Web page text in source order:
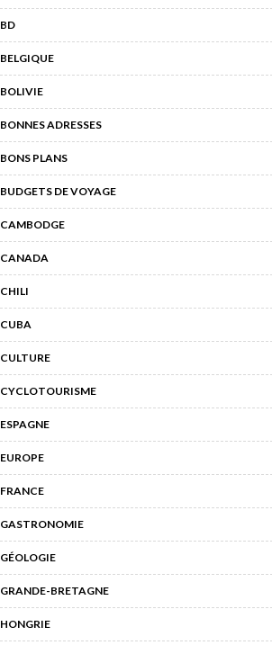
BD
BELGIQUE
BOLIVIE
BONNES ADRESSES
BONS PLANS
BUDGETS DE VOYAGE
CAMBODGE
CANADA
CHILI
CUBA
CULTURE
CYCLOTOURISME
ESPAGNE
EUROPE
FRANCE
GASTRONOMIE
GÉOLOGIE
GRANDE-BRETAGNE
HONGRIE